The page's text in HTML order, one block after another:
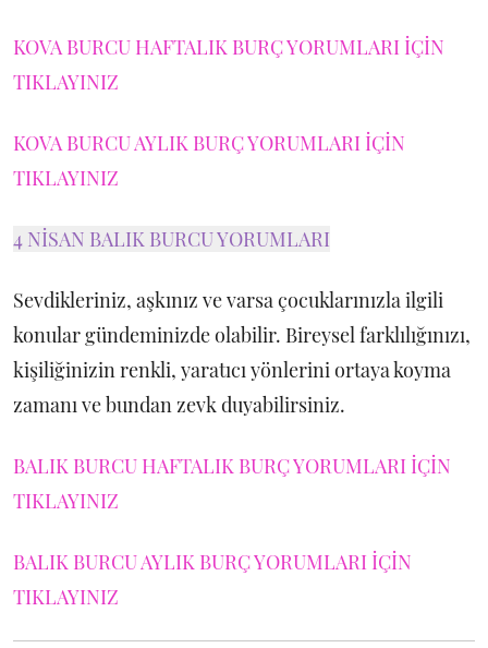
KOVA BURCU HAFTALIK BURÇ YORUMLARI İÇİN
TIKLAYINIZ
KOVA BURCU AYLIK BURÇ YORUMLARI İÇİN
TIKLAYINIZ
4 NİSAN BALIK BURCU YORUMLARI
Sevdikleriniz, aşkınız ve varsa çocuklarınızla ilgili
konular gündeminizde olabilir. Bireysel farklılığınızı,
kişiliğinizin renkli, yaratıcı yönlerini ortaya koyma
zamanı ve bundan zevk duyabilirsiniz.
BALIK BURCU HAFTALIK BURÇ YORUMLARI İÇİN
TIKLAYINIZ
BALIK BURCU AYLIK BURÇ YORUMLARI İÇİN
TIKLAYINIZ